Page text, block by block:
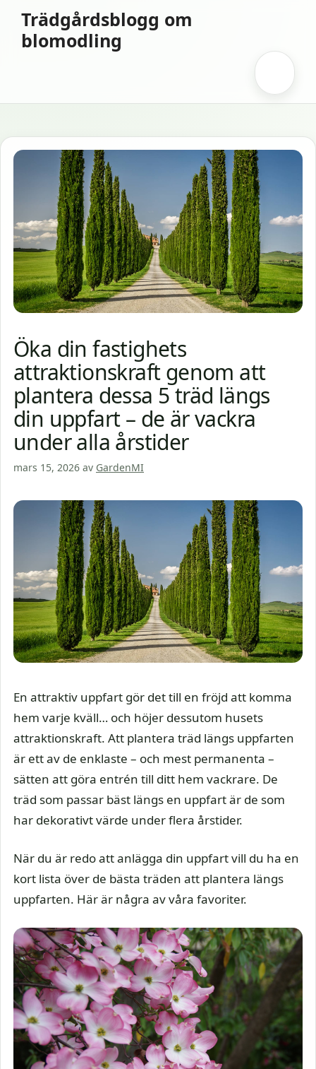
innehåll
Trädgårdsblogg om
blomodling
Öka din fastighets
attraktionskraft genom att
plantera dessa 5 träd längs
din uppfart – de är vackra
under alla årstider
mars 15, 2026 av GardenMI
En attraktiv uppfart gör det till en fröjd att komma
hem varje kväll… och höjer dessutom husets
attraktionskraft. Att plantera träd längs uppfarten
är ett av de enklaste – och mest permanenta –
sätten att göra entrén till ditt hem vackrare. De
träd som passar bäst längs en uppfart är de som
har dekorativt värde under flera årstider.
När du är redo att anlägga din uppfart vill du ha en
kort lista över de bästa träden att plantera längs
uppfarten. Här är några av våra favoriter.